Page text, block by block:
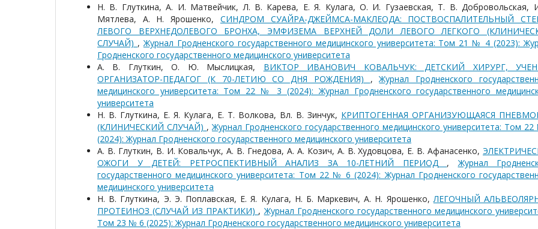
Н. В. Глуткина, А. И. Матвейчик, Л. В. Карева, Е. Я. Кулага, О. И. Гузаевская, Т. В. Добровольская,
Мятлева, А. Н. Ярошенко, СИНДРОМ СУАЙРА-ДЖЕЙМСА-МАКЛЕОДА: ПОСТВОСПАЛИТЕЛЬНЫЙ
ЛЕВОГО ВЕРХНЕДОЛЕВОГО БРОНХА, ЭМФИЗЕМА ВЕРХНЕЙ ДОЛИ ЛЕВОГО ЛЕГКОГО
СЛУЧАЙ) , Журнал Гродненского государственного медицинского университета: Том 21 № 4 (2023):
Гродненского государственного медицинского университета
А. В. Глуткин, О. Ю. Мыслицкая, ВИКТОР ИВАНОВИЧ КОВАЛЬЧУК: ДЕТСКИЙ ХИРУРГ,
ОРГАНИЗАТОР-ПЕДАГОГ (К 70-ЛЕТИЮ СО ДНЯ РОЖДЕНИЯ) ,Журнал Гродненского
медицинского университета: Том 22 № 3 (2024): Журнал Гродненского государственного
университета
Н. В. Глуткина, Е. Я. Кулага, Е. Т. Волкова, Вл. В. Зинчук, КРИПТОГЕННАЯ ОРГАНИЗУЮЩАЯСЯ
(КЛИНИЧЕСКИЙ СЛУЧАЙ) , Журнал Гродненского государственного медицинского университета: Том
(2024): Журнал Гродненского государственного медицинского университета
А. В. Глуткин, В. И. Ковальчук, А. В. Гнедова, А. А. Козич, А. В. Худовцова, Е. В. Афанасенко,
ОЖОГИ У ДЕТЕЙ: РЕТРОСПЕКТИВНЫЙ АНАЛИЗ ЗА 10-ЛЕТНИЙ ПЕРИОД , Журнал
государственного медицинского университета: Том 22 № 6 (2024): Журнал Гродненского
медицинского университета
Н. В. Глуткина, Э. Э. Поплавская, Е. Я. Кулага, Н. Б. Маркевич, А. Н. Ярошенко, ЛЕГОЧНЫЙ
ПРОТЕИНОЗ (СЛУЧАЙ ИЗ ПРАКТИКИ) , Журнал Гродненского государственного медицинского
Том 23 № 6 (2025): Журнал Гродненского государственного медицинского университета